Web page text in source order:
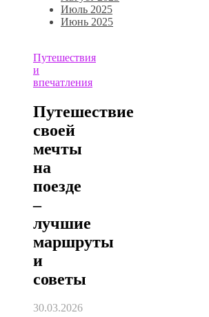
Июль 2025
Июнь 2025
Путешествия
и
впечатления
Путешествие
своей
мечты
на
поезде
–
лучшие
маршруты
и
советы
30.03.2026